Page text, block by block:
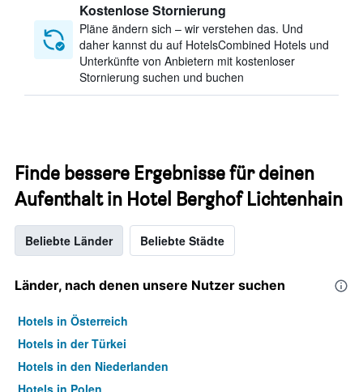
Kostenlose Stornierung
Pläne ändern sich – wir verstehen das. Und
daher kannst du auf HotelsCombined Hotels und
Unterkünfte von Anbietern mit kostenloser
Stornierung suchen und buchen
Finde bessere Ergebnisse für deinen
Aufenthalt in Hotel Berghof Lichtenhain
Beliebte Länder Beliebte Städte
Länder, nach denen unsere Nutzer suchen
Hotels in Österreich
Hotels in der Türkei
Hotels in den Niederlanden
Hotels in Polen